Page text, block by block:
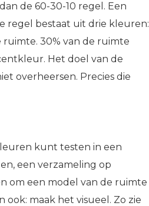
de 60-30-10 regel. Een
regel bestaat uit drie kleuren:
30% van de ruimte
Het doel van de
overheersen. Precies die
kunt testen in een
een verzameling op
om een model van de ruimte
maak het visueel. Zo zie